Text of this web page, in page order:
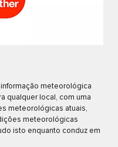
meteorológica
qualquer local, com uma
meteorológicas atuais,
meteorológicas
isto enquanto conduz em